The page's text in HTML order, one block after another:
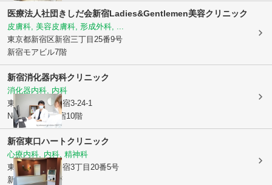
医療法人社団きしだ会新宿Ladies&Gentlemen美容クリニック
皮膚科, 美容皮膚科, 形成外科, ...
東京都新宿区新宿三丁目25番9号
新宿モアビル7階
新宿消化器内科クリニック
消化器内科, 内科
東京都新宿区新宿3-24-1
Newno・GS新宿10階
新宿東口ハートクリニック
心療内科, 内科, 精神科
東京都新宿区新宿3丁目20番5号
新光第2ビル 7F